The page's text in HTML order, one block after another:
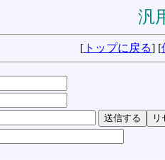
汎
[ トップに戻る] [